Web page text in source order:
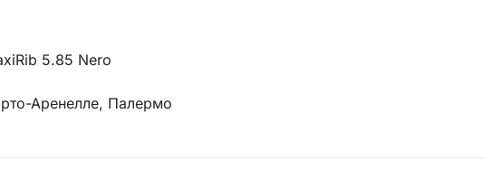
5.85 Nero
Аренелле, Палермо